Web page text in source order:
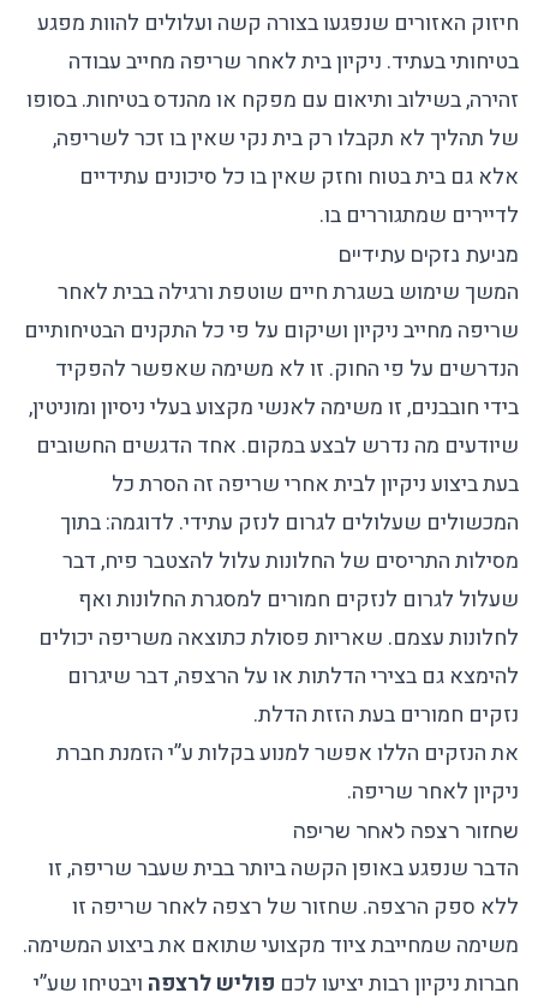
חיזוק האזורים שנפגעו בצורה קשה ועלולים להוות מפגע
בטיחותי בעתיד. ניקיון בית לאחר שריפה מחייב עבודה
זהירה, בשילוב ותיאום עם מפקח או מהנדס בטיחות. בסופו
של תהליך לא תקבלו רק בית נקי שאין בו זכר לשריפה,
אלא גם בית בטוח וחזק שאין בו כל סיכונים עתידיים
לדיירים שמתגוררים בו.
מניעת נזקים עתידיים
המשך שימוש בשגרת חיים שוטפת ורגילה בבית לאחר
שריפה מחייב ניקיון ושיקום על פי כל התקנים הבטיחותיים
הנדרשים על פי החוק. זו לא משימה שאפשר להפקיד
בידי חובבנים, זו משימה לאנשי מקצוע בעלי ניסיון ומוניטין,
שיודעים מה נדרש לבצע במקום. אחד הדגשים החשובים
בעת ביצוע ניקיון לבית אחרי שריפה זה הסרת כל
המכשולים שעלולים לגרום לנזק עתידי. לדוגמה: בתוך
מסילות התריסים של החלונות עלול להצטבר פיח, דבר
שעלול לגרום לנזקים חמורים למסגרת החלונות ואף
לחלונות עצמם. שאריות פסולת כתוצאה משריפה יכולים
להימצא גם בצירי הדלתות או על הרצפה, דבר שיגרום
נזקים חמורים בעת הזזת הדלת.
את הנזקים הללו אפשר למנוע בקלות ע”י הזמנת חברת
ניקיון לאחר שריפה.
שחזור רצפה לאחר שריפה
הדבר שנפגע באופן הקשה ביותר בבית שעבר שריפה, זו
ללא ספק הרצפה. שחזור של רצפה לאחר שריפה זו
משימה שמחייבת ציוד מקצועי שתואם את ביצוע המשימה.
חברות ניקיון רבות יציעו לכם פוליש לרצפה ויבטיחו שע”י